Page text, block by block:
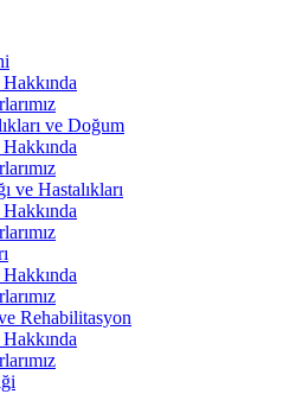
ve Doğum
ve Hastalıkları
Rehabilitasyon